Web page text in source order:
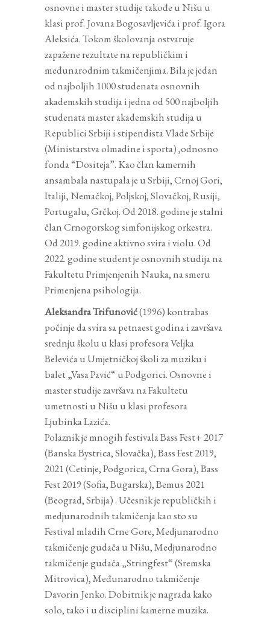
osnovne i master studije takođe u Nišu u
klasi prof. Jovana Bogosavljevića i prof. Igora
Aleksića. Tokom školovanja ostvaruje
zapažene rezultate na republičkim i
međunarodnim takmičenjima. Bila je jedan
od najboljih 1000 studenata osnovnih
akademskih studija i jedna od 500 najboljih
studenata master akademskih studija u
Republici Srbiji i stipendista Vlade Srbije
(Ministarstva olmadine i sporta) ,odnosno
fonda “Dositeja”. Kao član kamernih
ansambala nastupala je u Srbiji, Crnoj Gori,
Italiji, Nemačkoj, Poljskoj, Slovačkoj, Rusiji,
Portugalu, Grčkoj. Od 2018. godine je stalni
član Crnogorskog simfonijskog orkestra.
Od 2019. godine aktivno svira i violu. Od
2022. godine student je osnovnih studija na
Fakultetu Primjenjenih Nauka, na smeru
Primenjena psihologija.
Aleksandra Trifunović(1996) kontrabas
počinje da svira sa petnaest godina i završava
srednju školu u klasi profesora Veljka
Belevića u Umjetničkoj školi za muziku i
balet „Vasa Pavić“ u Podgorici. Osnovne i
master studije završava na Fakultetu
umetnosti u Nišu u klasi profesora
Ljubinka Lazića.
Polaznik je mnogih festivala Bass Fest+ 2017
(Banska Bystrica, Slovačka), Bass Fest 2019,
2021 (Cetinje, Podgorica, Crna Gora), Bass
Fest 2019 (Sofia, Bugarska), Bemus 2021
(Beograd, Srbija) . Učesnik je republičkih i
medjunarodnih takmičenja kao sto su
Festival mladih Crne Gore, Medjunarodno
takmičenje gudača u Nišu, Medjunarodno
takmičenje gudača „Stringfest“ (Sremska
Mitrovica), Međunarodno takmičenje
Davorin Jenko. Dobitnik je nagrada kako
solo, tako i u disciplini kamerne muzika.